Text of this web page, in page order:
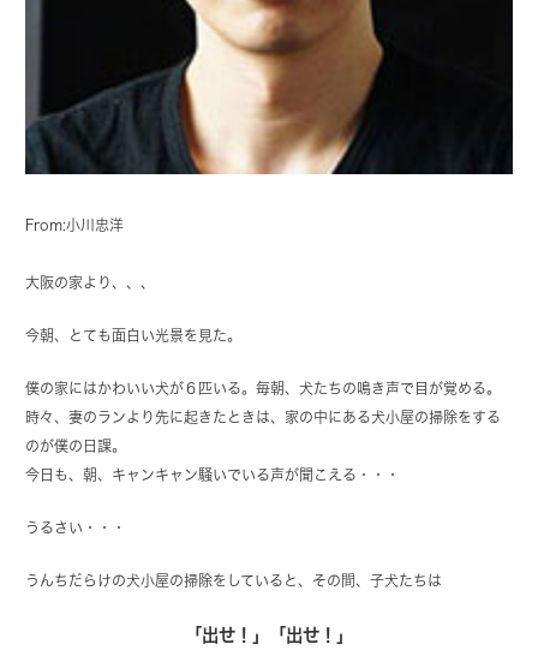
From:小川忠洋
大阪の家より、、、
今朝、とても面白い光景を見た。
僕の家にはかわいい犬が６匹いる。毎朝、犬たちの鳴き声で目が覚める。
時々、妻のランより先に起きたときは、家の中にある犬小屋の掃除をする
のが僕の日課。
今日も、朝、キャンキャン騒いでいる声が聞こえる・・・
うるさい・・・
うんちだらけの犬小屋の掃除をしていると、その間、子犬たちは
「出せ！」「出せ！」